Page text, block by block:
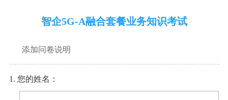
智企5G-A融合套餐业务知识考试
添加问卷说明
1. 您的姓名：